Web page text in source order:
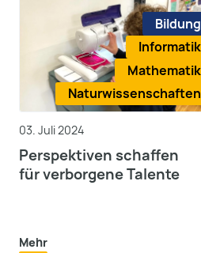
Bildung
Informatik
Mathematik
Naturwissenschaften
03. Juli 2024
Perspektiven schaffen
für verborgene Talente
Mehr